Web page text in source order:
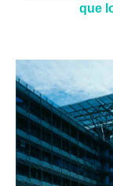
que